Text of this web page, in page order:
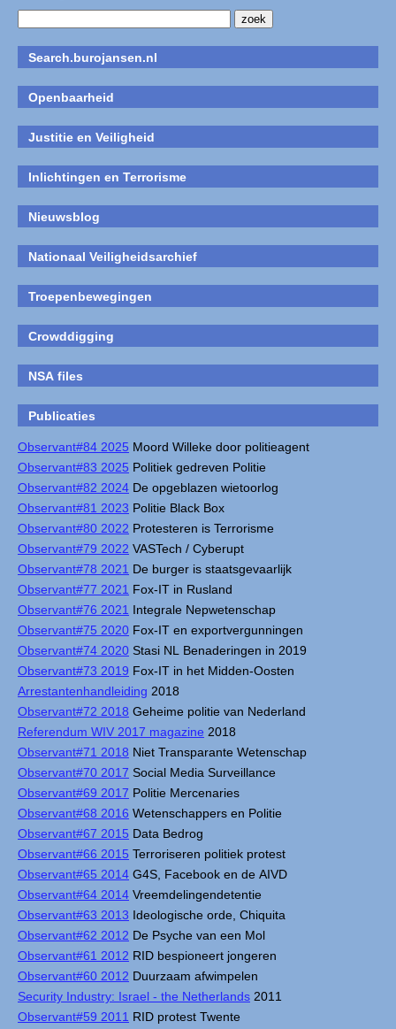
Search.burojansen.nl
Openbaarheid
Justitie en Veiligheid
Inlichtingen en Terrorisme
Nieuwsblog
Nationaal Veiligheidsarchief
Troepenbewegingen
Crowddigging
NSA files
Publicaties
Observant#84 2025 Moord Willeke door politieagent
Observant#83 2025 Politiek gedreven Politie
Observant#82 2024 De opgeblazen wietoorlog
Observant#81 2023 Politie Black Box
Observant#80 2022 Protesteren is Terrorisme
Observant#79 2022 VASTech / Cyberupt
Observant#78 2021 De burger is staatsgevaarlijk
Observant#77 2021 Fox-IT in Rusland
Observant#76 2021 Integrale Nepwetenschap
Observant#75 2020 Fox-IT en exportvergunningen
Observant#74 2020 Stasi NL Benaderingen in 2019
Observant#73 2019 Fox-IT in het Midden-Oosten
Arrestantenhandleiding 2018
Observant#72 2018 Geheime politie van Nederland
Referendum WIV 2017 magazine 2018
Observant#71 2018 Niet Transparante Wetenschap
Observant#70 2017 Social Media Surveillance
Observant#69 2017 Politie Mercenaries
Observant#68 2016 Wetenschappers en Politie
Observant#67 2015 Data Bedrog
Observant#66 2015 Terroriseren politiek protest
Observant#65 2014 G4S, Facebook en de AIVD
Observant#64 2014 Vreemdelingendetentie
Observant#63 2013 Ideologische orde, Chiquita
Observant#62 2012 De Psyche van een Mol
Observant#61 2012 RID bespioneert jongeren
Observant#60 2012 Duurzaam afwimpelen
Security Industry: Israel - the Netherlands 2011
Observant#59 2011 RID protest Twente